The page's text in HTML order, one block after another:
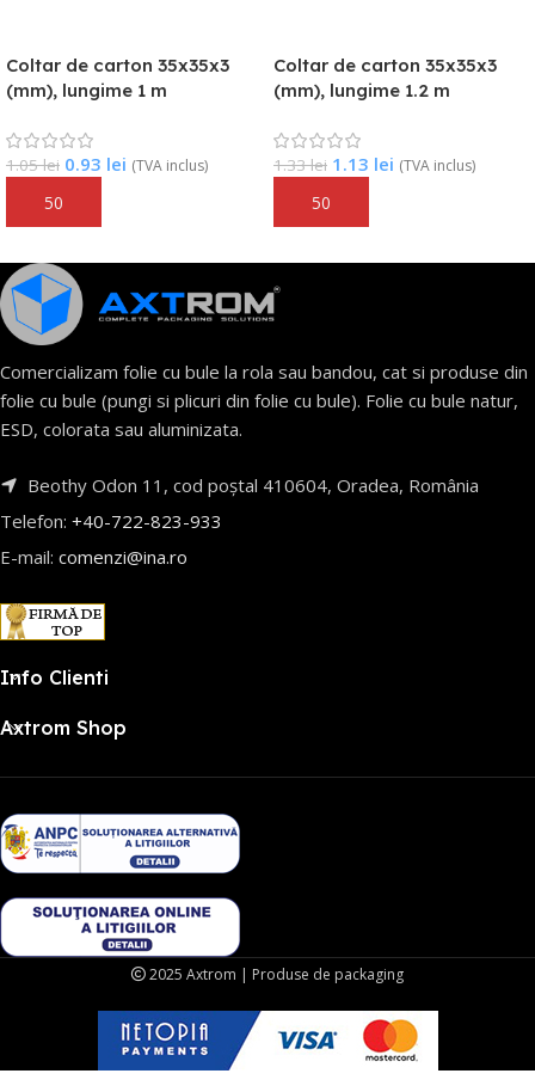
Coltar de carton 35x35x3
(mm), lungime 1 m
1.05lei 0.93 lei (TVA inclus)
Adaugă În Coș
Coltar de carton 35x35x3
(mm), lungime 1.2 m
1.33lei 1.13 lei (TVA inclus)
Adaugă În Coș
Comercializam folie cu bule la rola sau bandou, cat si produse din
folie cu bule (pungi si plicuri din folie cu bule). Folie cu bule natur,
ESD, colorata sau aluminizata.
Beothy Odon 11, cod poștal 410604, Oradea, România
Telefon: +40-722-823-933
E-mail: comenzi@ina.ro
Info Clienti
Axtrom Shop
2025 Axtrom | Produse de packaging